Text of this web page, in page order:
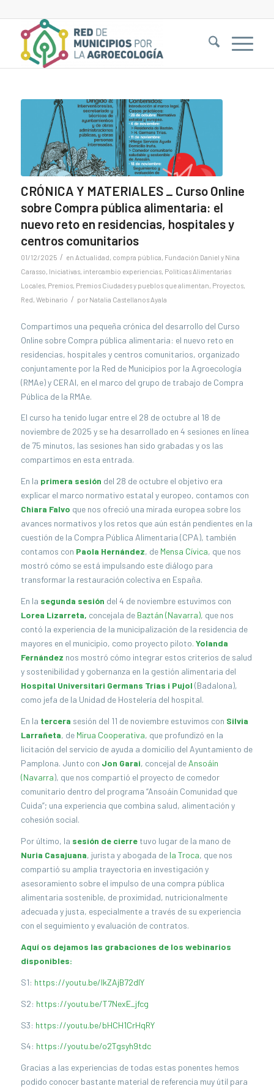
CRÓNICA Y MATERIALES _ Curso Online
sobre Compra pública alimentaria: el
nuevo reto en residencias, hospitales y
centros comunitarios
01/12/2025 / en Actualidad, compra pública, Fundación Daniel y Nina
Carasso, Iniciativas, intercambio experiencias, Políticas Alimentarias
Locales, Premios, Premios Ciudades y pueblos que alimentan, Proyectos,
Red, Webinario / por Natalia Castellanos Ayala
Compartimos una pequeña crónica del desarrollo del Curso
Online sobre Compra pública alimentaria: el nuevo reto en
residencias, hospitales y centros comunitarios, organizado
conjuntamente por la Red de Municipios por la Agroecología
(RMAe) y CERAI, en el marco del grupo de trabajo de Compra
Pública de la RMAe.
El curso ha tenido lugar entre el 28 de octubre al 18 de
noviembre de 2025 y se ha desarrollado en 4 sesiones en línea
de 75 minutos, las sesiones han sido grabadas y os las
compartimos en esta entrada.
En la primera sesión del 28 de octubre el objetivo era
explicar el marco normativo estatal y europeo, contamos con
Chiara Falvo que nos ofreció una mirada europea sobre los
avances normativos y los retos que aún están pendientes en la
cuestión de la Compra Pública Alimentaria (CPA), también
contamos con Paola Hernández, de Mensa Cívica, que nos
mostró cómo se está impulsando este diálogo para
transformar la restauración colectiva en España.
En la segunda sesión del 4 de noviembre estuvimos con
Lorea Lizarreta, concejala de Baztán (Navarra), que nos
contó la experiencia de la municipalización de la residencia de
mayores en el municipio, como proyecto piloto. Yolanda
Fernández nos mostró cómo integrar estos criterios de salud
y sostenibilidad y gobernanza en la gestión alimentaria del
Hospital Universitari Germans Trias i Pujol (Badalona),
como jefa de la Unidad de Hostelería del hospital.
En la tercera sesión del 11 de noviembre estuvimos con Silvia
Larrañeta, de Mirua Cooperativa, que profundizó en la
licitación del servicio de ayuda a domicilio del Ayuntamiento de
Pamplona. Junto con Jon Garai, concejal de Ansoáin
(Navarra), que nos compartió el proyecto de comedor
comunitario dentro del programa “Ansoáin Comunidad que
Cuida”; una experiencia que combina salud, alimentación y
cohesión social.
Por último, la sesión de cierre tuvo lugar de la mano de
Nuria Casajuana, jurista y abogada de la Troca, que nos
compartió su amplia trayectoria en investigación y
asesoramiento sobre el impulso de una compra pública
alimentaria sostenible, de proximidad, nutricionalmente
adecuada y justa, especialmente a través de su experiencia
con el seguimiento y evaluación de contratos.
Aquí os dejamos las grabaciones de los webinarios
disponibles:
S1: https://youtu.be/IkZAjB72dlY
S2: https://youtu.be/T7NexE_jfcg
S3: https://youtu.be/bHCH1CrHqRY
S4: https://youtu.be/o2Tgsyh9tdc
Gracias a las experiencias de todas estas ponentes hemos
podido conocer bastante material de referencia muy útil para